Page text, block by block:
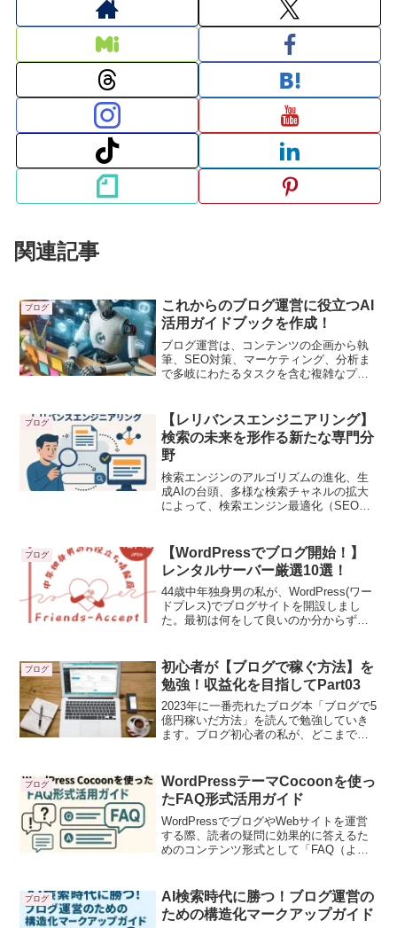
関連記事
ブログ
これからのブログ運営に役立つAI
活用ガイドブックを作成！
ブログ運営は、コンテンツの企画から執
筆、SEO対策、マーケティング、分析ま
で多岐にわたるタスクを含む複雑なプロ
向上させる様々なツールやアプローチ方
法が登場しています。本ガイドでは、ブ
ログ運営におけるAI活用の方法、実践的
な導入方法と具体例を解説します。
ブログ
【レリバンスエンジニアリング】
検索の未来を形作る新たな専門分
野
検索エンジンのアルゴリズムの進化、生
成AIの台頭、多様な検索チャネルの拡大
によって、検索エンジン最適化（SEO）
リング（Relevance Engineering）」で
す。
ブログ
【WordPressでブログ開始！】
レンタルサーバー厳選10選！
44歳中年独身男の私が、WordPress(ワー
ドプレス)でブログサイトを開設しまし
た。最初は何をして良いのか分からず、
めることができましたので、ご紹介した
いと思います。
ブログ
初心者が【ブログで稼ぐ方法】を
勉強！収益化を目指してPart03
2023年に一番売れたブログ本「ブログで5
億円稼いだ方法」を読んで勉強していき
ます。ブログ初心者の私が、どこまで成
を出すブログ8大戦略」です。一緒に勉強
していく仲間ができれば幸いです。
ブログ
WordPressテーマCocoonを使っ
たFAQ形式活用ガイド
WordPressでブログやWebサイトを運営
する際、読者の疑問に効果的に答えるた
めのコンテンツ形式として「FAQ（よく
を基本から応用まで詳しく解説します。
ブログ
AI検索時代に勝つ！ブログ運営の
ための構造化マークアップガイド